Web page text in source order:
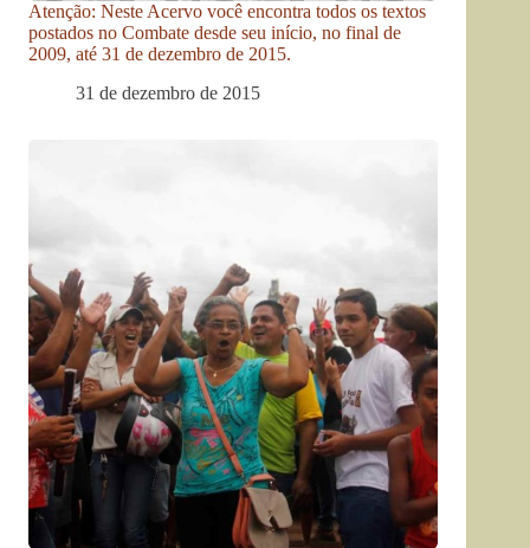
Atenção: Neste Acervo você encontra todos os textos
postados no Combate desde seu início, no final de
2009, até 31 de dezembro de 2015.
31 de dezembro de 2015